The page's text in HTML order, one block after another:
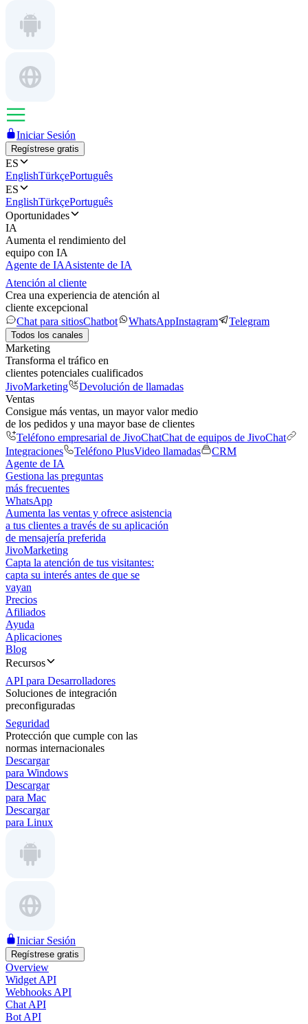
Iniciar Sesión
Regístrese gratis
ES
EnglishTürkçePortuguês
ES
EnglishTürkçePortuguês
Oportunidades
IA
Aumenta el rendimiento del
equipo con IA
Agente de IAAsistente de IA
Atención al cliente
Crea una experiencia de atención al
cliente excepcional
Chat para sitiosChatbot WhatsAppInstagram Telegram
Todos los canales
Marketing
Transforma el tráfico en
clientes potenciales cualificados
JivoMarketing
Devolución de llamadas
Ventas
Consigue más ventas, un mayor valor medio
de los pedidos y una mayor base de clientes
Teléfono empresarial de JivoChatChat de equipos de JivoChat
Integraciones
Teléfono PlusVideo llamadas
CRM
Agente de IA
Gestiona las preguntas
más frecuentes
WhatsApp
Aumenta las ventas y ofrece asistencia
a tus clientes a través de su aplicación
de mensajería preferida
JivoMarketing
Capta la atención de tus visitantes:
capta su interés antes de que se
vayan
Precios
Afiliados
Ayuda
Aplicaciones
Blog
Recursos
API para Desarrolladores
Soluciones de integración
preconfiguradas
Seguridad
Protección que cumple con las
normas internacionales
Descargar
para Windows
Descargar
para Mac
Descargar
para Linux
Iniciar Sesión
Regístrese gratis
Overview
Widget API
Webhooks API
Chat API
Bot API